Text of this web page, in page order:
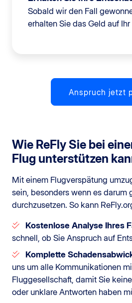
Sobald wir den Fall
erhalten Sie das Geld auf
Anspruch jetzt
Wie ReFly Sie bei
Flug unterstützen
Mit einem Flugverspätung
sein, besonders wenn es darum
durchzusetzen. So kann
Kostenlose Analyse Ihres
schnell, ob Sie Anspruch auf
Komplette
uns um alle Kommunikationen
Fluggesellschaft, damit Sie
oder unklare Antworten haben